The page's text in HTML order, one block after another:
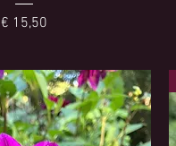
Prijs
€ 15,50